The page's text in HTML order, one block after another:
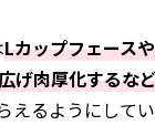
Lカップフェース
げ肉厚化するな
るようにしてい